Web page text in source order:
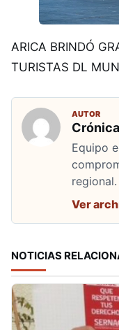
ARICA BRINDÓ
TURISTAS DL
AUTOR
Equipo
regional.
Ver
NOTICIAS